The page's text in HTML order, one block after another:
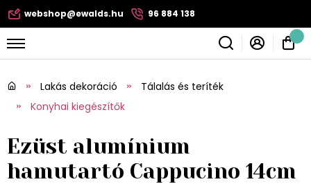
webshop@ewalds.hu 96 884 138
Lakás dekoráció
Tálalás és teríték
Konyhai kiegészítők
Ezüst alumínium
hamutartó Cappucino 14cm